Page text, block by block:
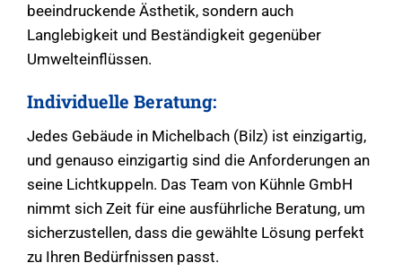
beeindruckende Ästhetik, sondern auch
Langlebigkeit und Beständigkeit gegenüber
Umwelteinflüssen.
Individuelle Beratung:
Jedes Gebäude in Michelbach (Bilz) ist einzigartig,
und genauso einzigartig sind die Anforderungen an
seine Lichtkuppeln. Das Team von Kühnle GmbH
nimmt sich Zeit für eine ausführliche Beratung, um
sicherzustellen, dass die gewählte Lösung perfekt
zu Ihren Bedürfnissen passt.